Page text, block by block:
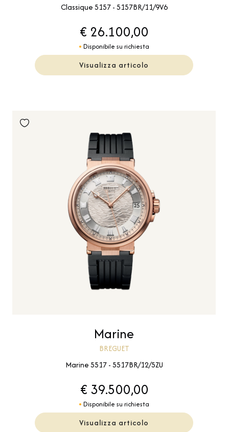
Classique 5157 - 5157BR/11/9V6
€ 26.100,00
Disponibile su richiesta
Visualizza articolo
Marine
BREGUET
Marine 5517 - 5517BR/12/5ZU
€ 39.500,00
Disponibile su richiesta
Visualizza articolo